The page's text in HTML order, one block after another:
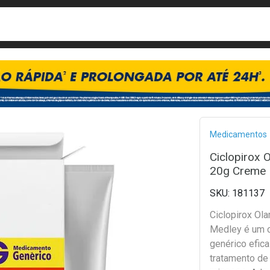
Medicamentos
Ciclopirox
20g Creme
181137
Ciclopirox
Medley é um
genérico
tratamento